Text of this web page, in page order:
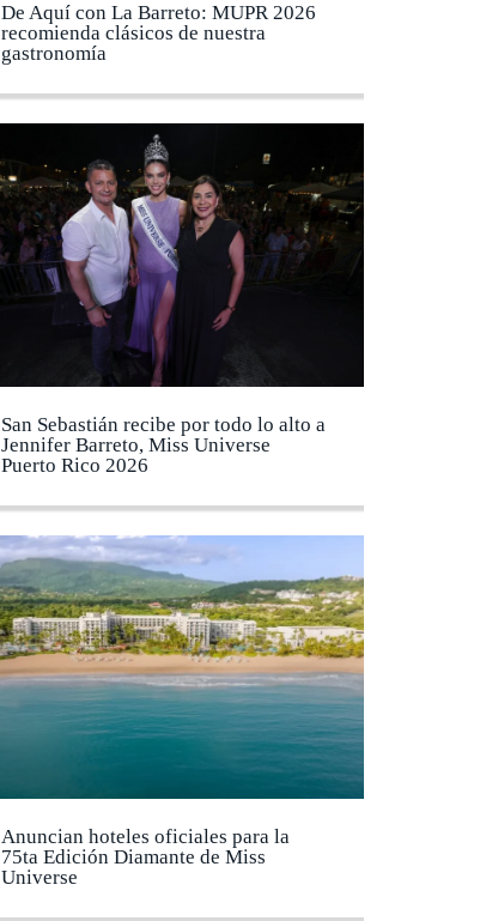
De Aquí con La Barreto: MUPR 2026
recomienda clásicos de nuestra
gastronomía
San Sebastián recibe por todo lo alto a
Jennifer Barreto, Miss Universe
Puerto Rico 2026
Anuncian hoteles oficiales para la
75ta Edición Diamante de Miss
Universe